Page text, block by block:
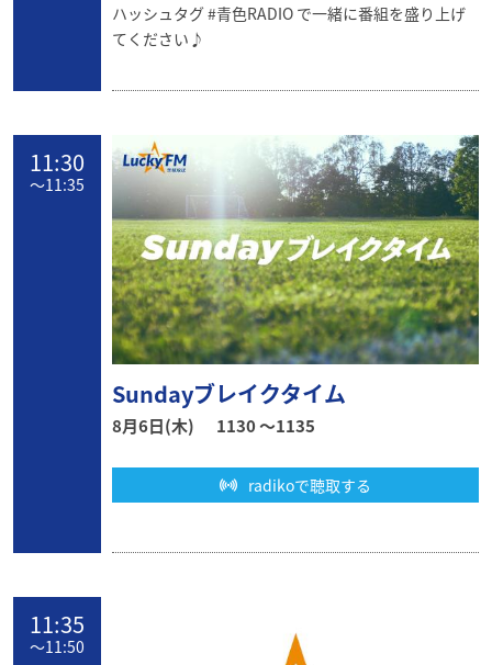
ハッシュタグ #青色RADIO で一緒に番組を盛り上げ
てください♪
11:30
〜11:35
Sundayブレイクタイム
8月6日(木) 1130 〜1135
radikoで聴取する
11:35
〜11:50